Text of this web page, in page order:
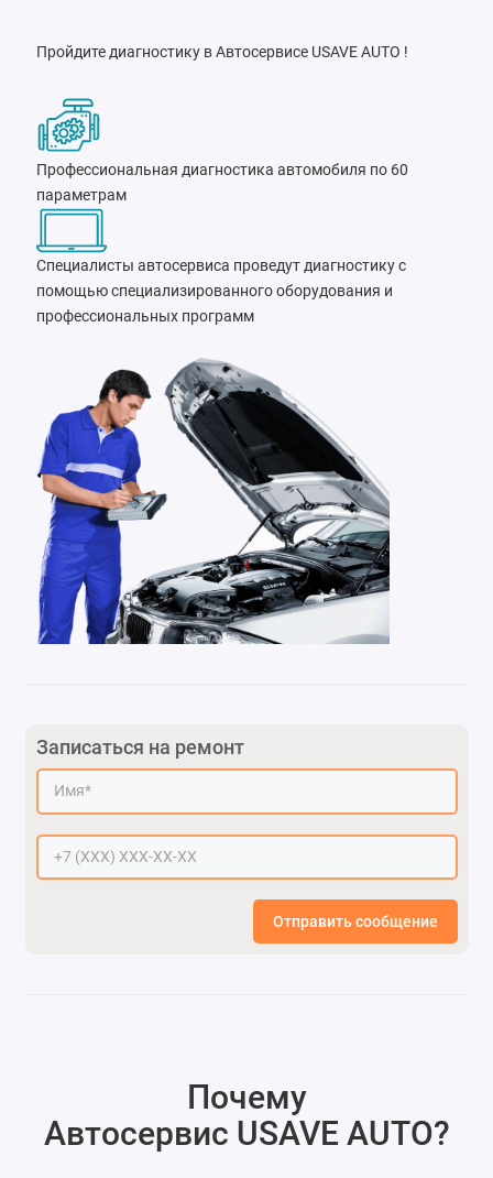
Пройдите диагностику в Автосервисе USAVE AUTO !
Профессиональная диагностика автомобиля по 60
параметрам
Специалисты автосервиса проведут диагностику с
помощью специализированного оборудования и
профессиональных программ
Записаться на ремонт
Отправить сообщение
Почему
Автосервис USAVE AUTO?